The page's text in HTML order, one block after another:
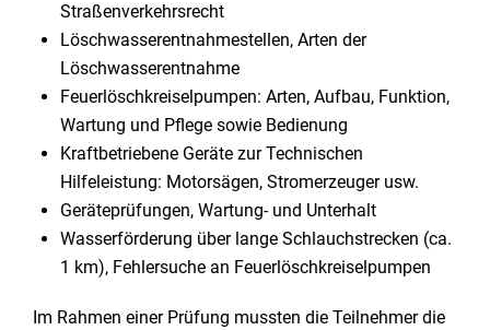
Straßenverkehrsrecht
Löschwasserentnahmestellen, Arten der
Löschwasserentnahme
Feuerlöschkreiselpumpen: Arten, Aufbau, Funktion,
Wartung und Pflege sowie Bedienung
Kraftbetriebene Geräte zur Technischen
Hilfeleistung: Motorsägen, Stromerzeuger usw.
Geräteprüfungen, Wartung- und Unterhalt
Wasserförderung über lange Schlauchstrecken (ca.
1 km), Fehlersuche an Feuerlöschkreiselpumpen
Im Rahmen einer Prüfung mussten die Teilnehmer die